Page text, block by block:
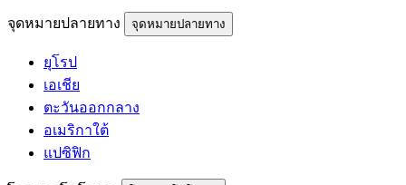
จุดหมายปลายทาง จุดหมายปลายทาง
ยุโรป
เอเชีย
ตะวันออกกลาง
อเมริกาใต้
แปซิฟิก